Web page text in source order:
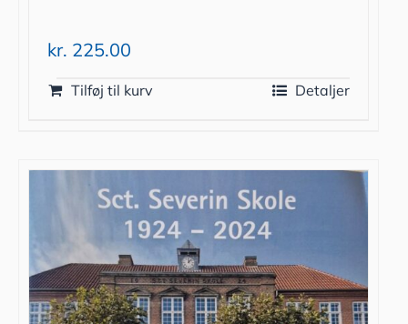
kr. 225.00
Tilføj til kurv Detaljer